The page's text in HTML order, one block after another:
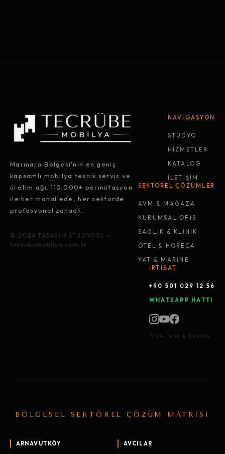
Marmara Bölgesi'nin en geniş
kapsamlı mobilya teknik servis ve
üretim ağı. 110.000+ permütasyon
ile her mahallede, her sektörde
profesyonel zanaat.
© 2026 TASARIM STÜDYOSU —
tecrubemobilya.com.tr
NAVİGASYON
STÜDYO
HİZMETLER
KATALOG
İLETİŞİM
SEKTÖREL ÇÖZÜMLER
AVM & MAĞAZA
KURUMSAL OFİS
SAĞLIK & KLİNİK
OTEL & HORECA
YAT & MARİNE
İRTİBAT
+90 501 029 12 56
WHATSAPP HATTI
7/24 Teknik Destek
BÖLGESEL SEKTÖREL ÇÖZÜM MATRİSİ
ARNAVUTKÖY AVCILAR